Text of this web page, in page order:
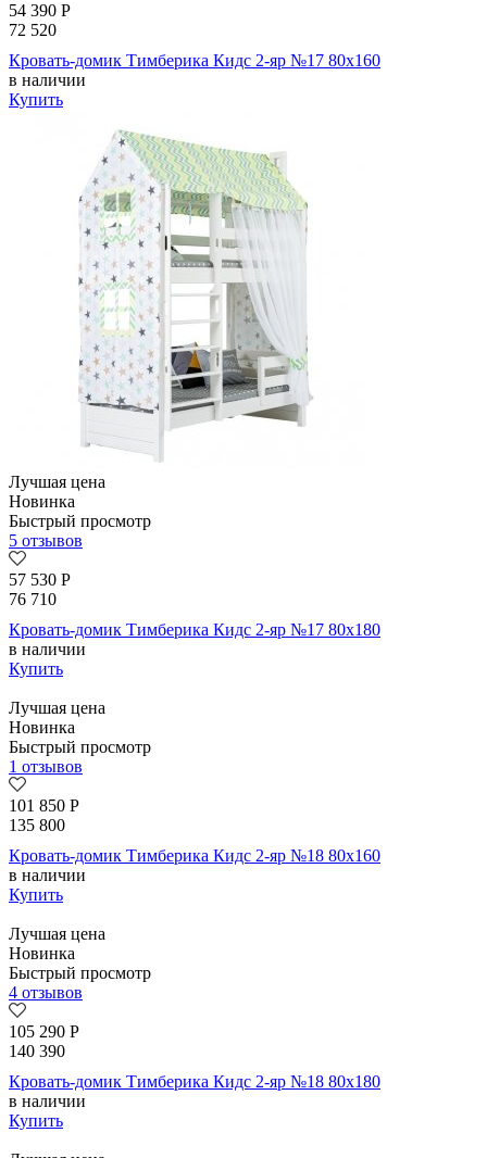
54 390 Р
72 520
Кровать-домик Тимберика Кидс 2-яр №17 80х160
в наличии
Купить
Лучшая цена
Новинка
Быстрый просмотр
5 отзывов
57 530 Р
76 710
Кровать-домик Тимберика Кидс 2-яр №17 80х180
в наличии
Купить
Лучшая цена
Новинка
Быстрый просмотр
1 отзывов
101 850 Р
135 800
Кровать-домик Тимберика Кидс 2-яр №18 80х160
в наличии
Купить
Лучшая цена
Новинка
Быстрый просмотр
4 отзывов
105 290 Р
140 390
Кровать-домик Тимберика Кидс 2-яр №18 80х180
в наличии
Купить